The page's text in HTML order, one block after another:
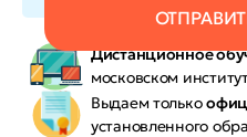
Дистанционное
московском
Выдаем только
установленного